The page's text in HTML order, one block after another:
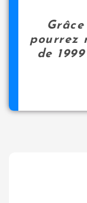
pourrez
de